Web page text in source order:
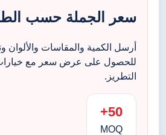
سعر الجملة حسب
أرسل الكمية والمقاسات والألوان
للحصول على عرض سعر مع خيارات
التطريز.
50+
MOQ